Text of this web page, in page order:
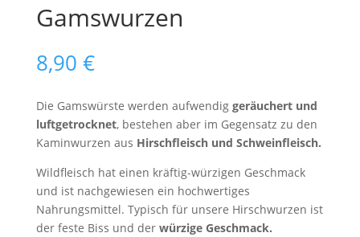
Gamswurzen
8,90 €
Die Gamswürste werden aufwendig geräuchert und
luftgetrocknet, bestehen aber im Gegensatz zu den
Kaminwurzen aus Hirschfleisch und Schweinfleisch.
Wildfleisch hat einen kräftig-würzigen Geschmack
und ist nachgewiesen ein hochwertiges
Nahrungsmittel. Typisch für unsere Hirschwurzen ist
der feste Biss und der würzige Geschmack.